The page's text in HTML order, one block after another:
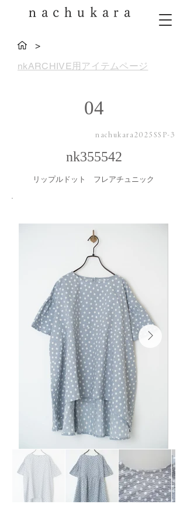
nachukara
>
nkARCHIVE用アイテムページ
04
nachukara2025SSP-3
nk355542
リップルドット フレアチュニック